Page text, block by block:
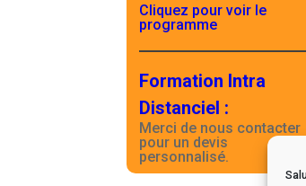
Cliquez pour voir le
programme
Formation Intra
Distanciel :
Merci de nous contacter
pour un devis
personnalisé.